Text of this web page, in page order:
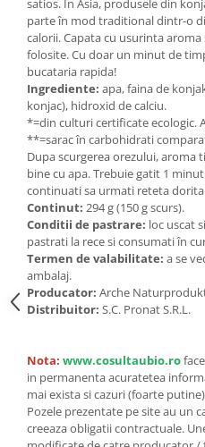
Snacksuri
Seminte, fructe uscate,
Mixuri, condimente si mirodenii
Mixuri
Condimente
Mirodenii
Maioneza bio
Pesto Bio
Semipreparate
Specialitati si produse asiatice
satios. În Asia, produsele din
parte în mod traditional dintr-o
calorii. Capata cu usurinta
folosite. Cu doar un minut de
bucataria rapida!
Ingrediente: apa, faina de
konjac), hidroxid de calciu.
*=din culturi certificate ecologic.
**=sarac în carbohidrati
Dupa scurgerea orezului, aroma
bine cu apa. Trebuie gatit 1
continuati sa urmati reteta
Continut: 294 g (150 g scurs).
Conditii de pastrare: loc uscat
pastrati la rece si consumati în
Termen de valabilitate: a se
ambalaj.
Producator: Arche
Distribuitor: S.C. Pronat S.R.L.
Nota: www.cosultaubio.ro
in permanenta acuratetea
mai exista si cazuri (foarte
Pozele prezentate pe site au un
creeaza obligatii contractuale.